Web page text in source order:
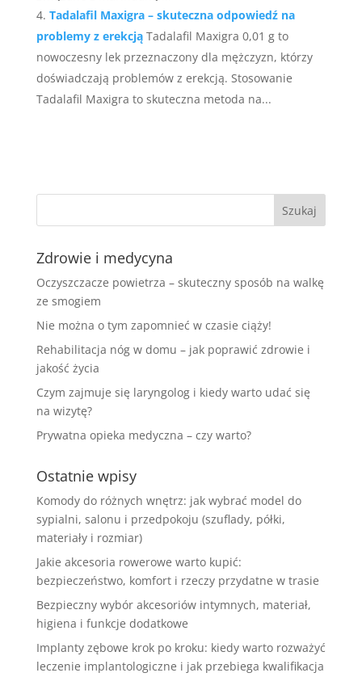
Tadalafil Maxigra – skuteczna odpowiedź na
problemy z erekcją Tadalafil Maxigra 0,01 g to
nowoczesny lek przeznaczony dla mężczyzn, którzy
doświadczają problemów z erekcją. Stosowanie
Tadalafil Maxigra to skuteczna metoda na...
Zdrowie i medycyna
Oczyszczacze powietrza – skuteczny sposób na walkę
ze smogiem
Nie można o tym zapomnieć w czasie ciąży!
Rehabilitacja nóg w domu – jak poprawić zdrowie i
jakość życia
Czym zajmuje się laryngolog i kiedy warto udać się
na wizytę?
Prywatna opieka medyczna – czy warto?
Ostatnie wpisy
Komody do różnych wnętrz: jak wybrać model do
sypialni, salonu i przedpokoju (szuflady, półki,
materiały i rozmiar)
Jakie akcesoria rowerowe warto kupić:
bezpieczeństwo, komfort i rzeczy przydatne w trasie
Bezpieczny wybór akcesoriów intymnych, materiał,
higiena i funkcje dodatkowe
Implanty zębowe krok po kroku: kiedy warto rozważyć
leczenie implantologiczne i jak przebiega kwalifikacja